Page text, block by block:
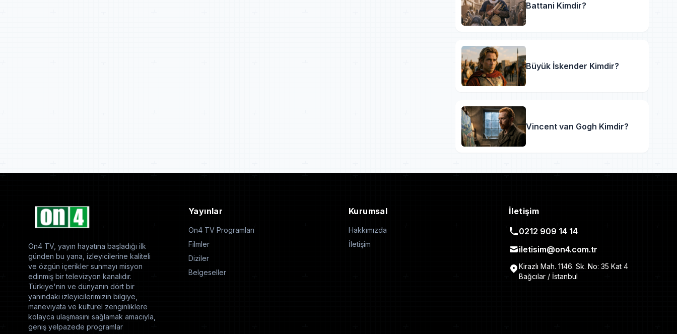
Battani Kimdir?
Büyük İskender Kimdir?
Vincent van Gogh Kimdir?
On4 TV, yayın hayatına başladığı ilk
günden bu yana, izleyicilerine kaliteli
ve özgün içerikler sunmayı misyon
edinmiş bir televizyon kanalıdır.
Türkiye'nin ve dünyanın dört bir
yanındaki izleyicilerimizin bilgiye,
maneviyata ve kültürel zenginliklere
kolayca ulaşmasını sağlamak amacıyla,
geniş yelpazede programlar
Yayınlar
On4 TV Programları
Filmler
Diziler
Belgeseller
Kurumsal
Hakkımızda
İletişim
İletişim
0212 909 14 14
iletisim@on4.com.tr
Kirazlı Mah. 1146. Sk. No: 35 Kat 4
Bağcılar / İstanbul